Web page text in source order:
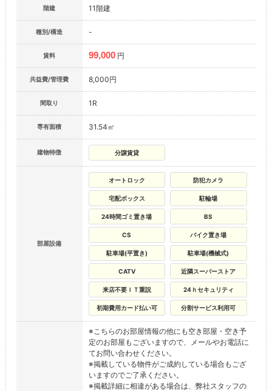
階建 11階建
種別/構造 -
賃料 99,000 円
共益費/管理費 8,000円
間取り 1R
専有面積 31.54㎡
建物特徴 分譲賃貸
部屋設備
オートロック 防犯カメラ
宅配ボックス 駐輪場
24時間ゴミ置き場 BS
CS バイク置き場
駐車場(平置き) 駐車場(機械式)
CATV 近隣スーパーストア
来店不要ＩＴ重説 24ｈセキュリティ
初期費用カード払い可 分割サービス利用可
※こちらのお部屋情報の他にも空き部屋・空き予
定のお部屋もございますので、メールやお電話に
てお問い合わせください。
※掲載している物件がご成約している場合もござ
いますのでご了承ください。
※掲載詳細に相違がある場合は、弊社スタッフの